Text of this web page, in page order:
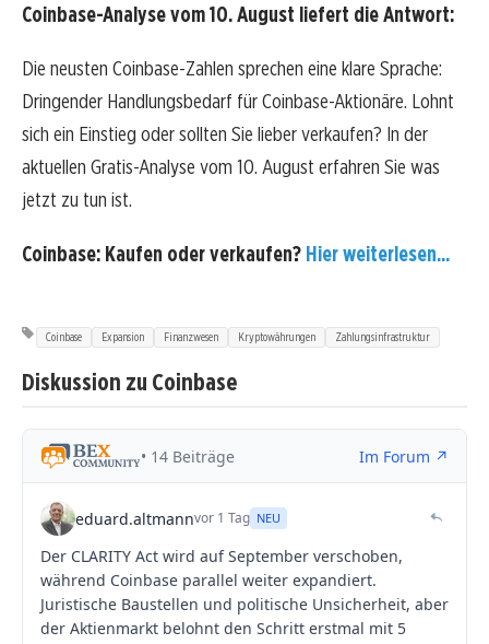
Coinbase-Analyse vom 10. August liefert die Antwort:
Die neusten Coinbase-Zahlen sprechen eine klare Sprache:
Dringender Handlungsbedarf für Coinbase-Aktionäre. Lohnt
sich ein Einstieg oder sollten Sie lieber verkaufen? In der
aktuellen Gratis-Analyse vom 10. August erfahren Sie was
jetzt zu tun ist.
Coinbase: Kaufen oder verkaufen? Hier weiterlesen...
Coinbase Expansion Finanzwesen Kryptowährungen Zahlungsinfrastruktur
Diskussion zu Coinbase